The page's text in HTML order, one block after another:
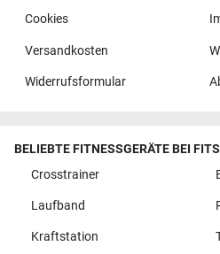
Cookies
Versandkosten
Widerrufsformular
BELIEBTE FITNESSGERÄTE BEI
Crosstrainer
Laufband
Kraftstation